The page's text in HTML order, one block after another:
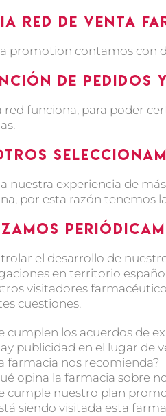
Red de Venta
promotion contamos con
de
red funciona, para poder
a nuestra experiencia de
por esta razón tenemos
el desarrollo de
en territorio
visitadores
cuestiones.
cumplen los acuerdos de
publicidad en el lugar de
farmacia nos recomienda?
opina la farmacia sobre
cumple nuestro plan
siendo visitada esta